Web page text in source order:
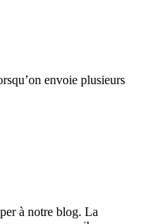
envoie plusieurs
à notre blog. La